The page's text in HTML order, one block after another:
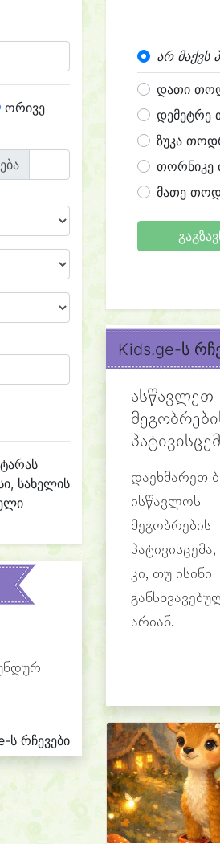
ორივე
სახელის
ს რჩევები
არ მაქვს
დათი
დემეტრე
ზუკა
მათე
Kids.ge-ს
ასწავლეთ
დაეხმარეთ
ისწავლოს
მეგობრების
პატივისცემა,
კი, თუ ისინი
არიან.